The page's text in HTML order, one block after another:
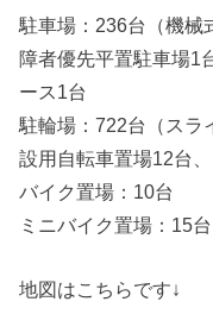
駐車場：236台（機械
障者優先平置駐車場1
ース1台
駐輪場：722台（スラ
設用自転車置場12台
バイク置場：10台
ミニバイク置場：15台
地図はこちらです↓